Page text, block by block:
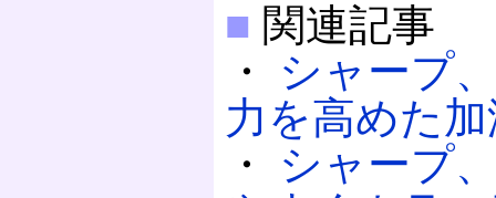
■ 関連記事
・ シャープ
力を高めた
・ シャープ